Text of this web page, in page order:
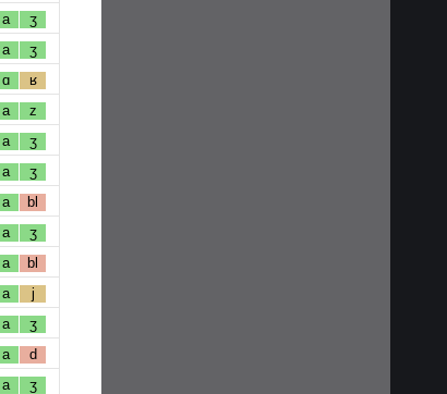
a ʒ
a ʒ
ɑ ʁ
a z
a ʒ
a ʒ
a bl
a ʒ
a bl
a j
a ʒ
a d
a ʒ